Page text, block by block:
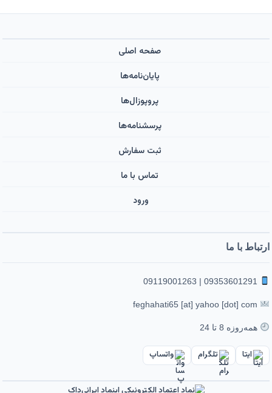
صفحه اصلی
پایان‌نامه‌ها
پروپوزال‌ها
پرسشنامه‌ها
ثبت سفارش
تماس با ما
ورود ‌
ارتباط با ما
همه‌روزه 8 تا 24
ایتا تلگرام واتساپ